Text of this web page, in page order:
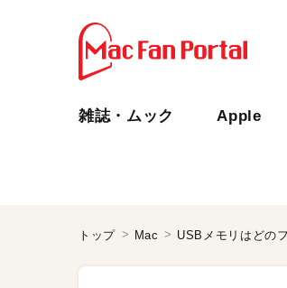
雑誌・ムック Apple
トップ Mac